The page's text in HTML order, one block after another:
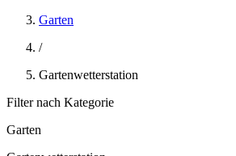
Garten
/
Gartenwetterstation
Filter nach Kategorie
Garten